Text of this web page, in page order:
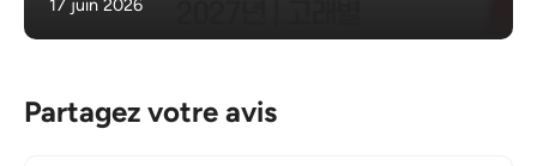
17 juin 2026
Partagez votre avis